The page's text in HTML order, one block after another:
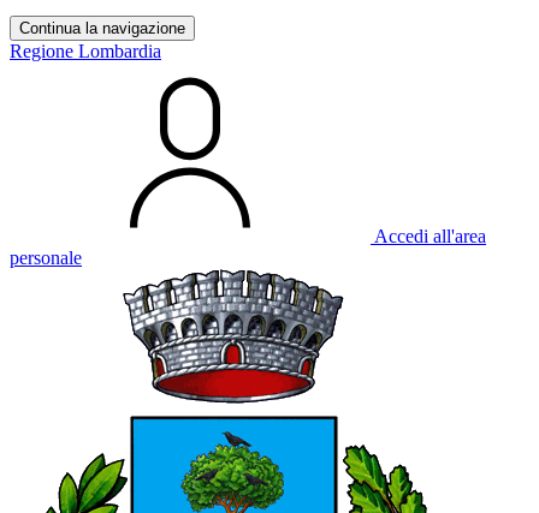
Continua la navigazione
Regione Lombardia
Accedi all'area
personale